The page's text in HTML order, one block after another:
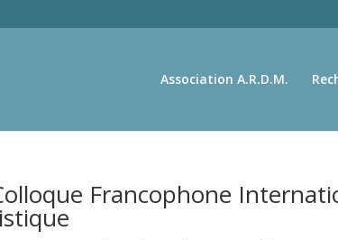
Association A.R.D.M.
Francophone